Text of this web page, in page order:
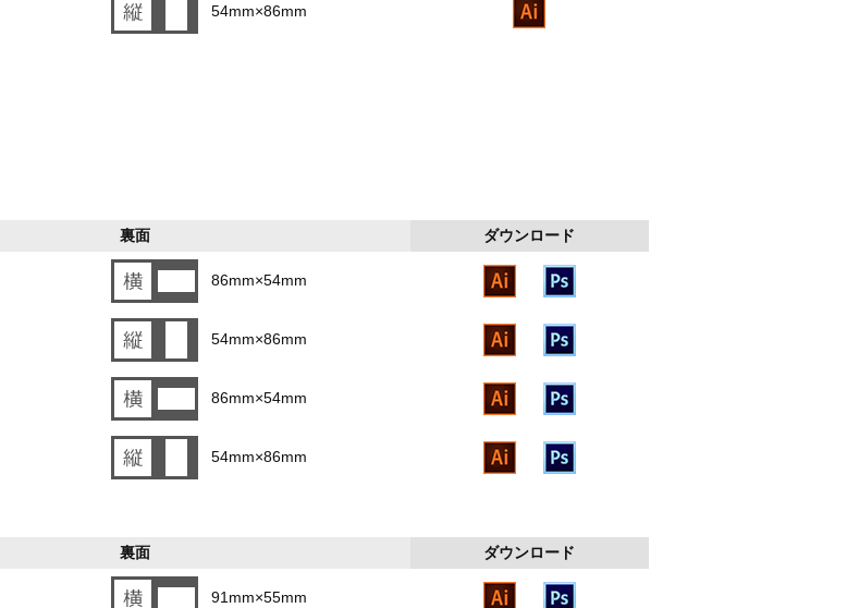
54mm×86mm
裏面 ダウンロード
86mm×54mm
54mm×86mm
86mm×54mm
54mm×86mm
裏面 ダウンロード
91mm×55mm